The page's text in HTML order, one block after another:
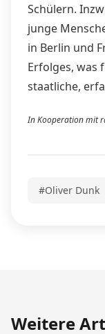
Schülern.
junge
in Berlin und
Erfolges, was
staatliche,
In Kooperation mit
#Oliver Dunk
Weitere